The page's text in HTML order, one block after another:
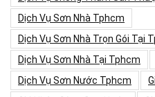
Dịch Vụ Sơn Nhà Tphcm
Dịch Vụ Sơn Nhà Trọn Gói Tại
Dịch Vụ Sơn Nhà Tại Tphcm
Dịch Vụ Sơn Nước Tphcm